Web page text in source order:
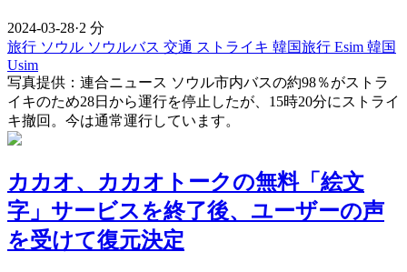
2024-03-28·2 分
旅行 ソウル ソウルバス 交通 ストライキ 韓国旅行 Esim 韓国
Usim
写真提供：連合ニュース ソウル市内バスの約98％がストラ
イキのため28日から運行を停止したが、15時20分にストライ
キ撤回。今は通常運行しています。
カカオ、カカオトークの無料「絵文
字」サービスを終了後、ユーザーの声
を受けて復元決定